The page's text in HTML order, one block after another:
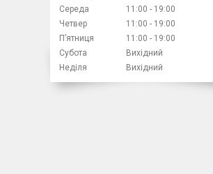
Середа
11:00
19:00
Четвер
11:00
19:00
Пʼятниця
11:00
19:00
Субота
Вихідний
Неділя
Вихідний